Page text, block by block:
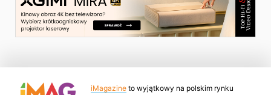
iMagazine to wyjątkowy na polskim rynku